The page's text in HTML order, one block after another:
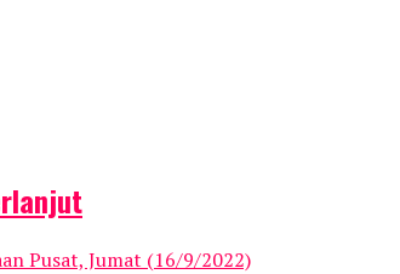
Pusat, Jumat (16/9/2022)